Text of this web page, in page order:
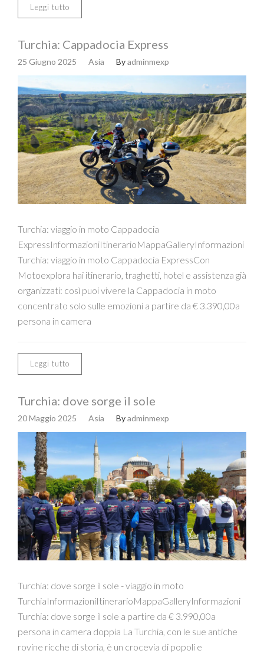
Leggi tutto
Turchia: Cappadocia Express
25 Giugno 2025 Asia Byadminmexp
Turchia: viaggio in moto Cappadocia
ExpressInformazioniItinerarioMappaGalleryInformazioni
Turchia: viaggio in moto Cappadocia ExpressCon
Motoexplora hai itinerario, traghetti, hotel e assistenza già
organizzati: così puoi vivere la Cappadocia in moto
concentrato solo sulle emozioni a partire da € 3.390,00a
persona in camera
Leggi tutto
Turchia: dove sorge il sole
20 Maggio 2025 Asia Byadminmexp
Turchia: dove sorge il sole - viaggio in moto
TurchiaInformazioniItinerarioMappaGalleryInformazioni
Turchia: dove sorge il sole a partire da € 3.990,00a
persona in camera doppia La Turchia, con le sue antiche
rovine ricche di storia, è un crocevia di popoli e